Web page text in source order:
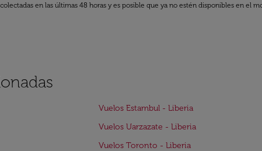
en las últimas 48 horas y es posible que ya no estén disponibles en el
Vuelos Estambul - Liberia
Vuelos Uarzazate - Liberia
Vuelos Toronto - Liberia